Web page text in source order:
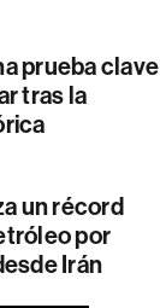
prueba clave
tras la
un récord
por
Irán